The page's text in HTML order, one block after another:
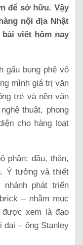
để sở hữu. Vậy
nội địa Nhật
viết hôm nay
gấu bụng phệ vô
mình giá trị văn
trẻ và nền văn
thuật, phong
cho hàng loạt
phận: đầu, thân,
Ý tưởng và thiết
phát triển
– nhằm mục
xem là đạo
đại – ông Stanley